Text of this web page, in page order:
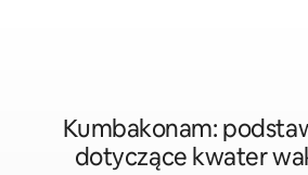
Kumbakonam:
dotyczące kwater